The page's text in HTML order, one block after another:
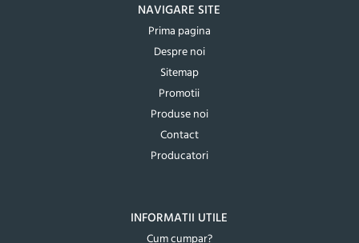
NAVIGARE SITE
Prima pagina
Despre noi
Sitemap
Promotii
Produse noi
Contact
Producatori
INFORMATII UTILE